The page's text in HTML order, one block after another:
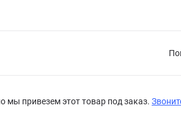
мы привезем этот товар под заказ.